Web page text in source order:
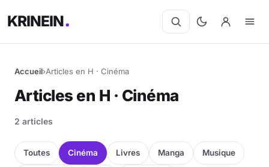
KRINEIN
Accueil›Articles en H · Cinéma
Articles en H · Cinéma
2 articles
Toutes Cinéma Livres Manga Musique